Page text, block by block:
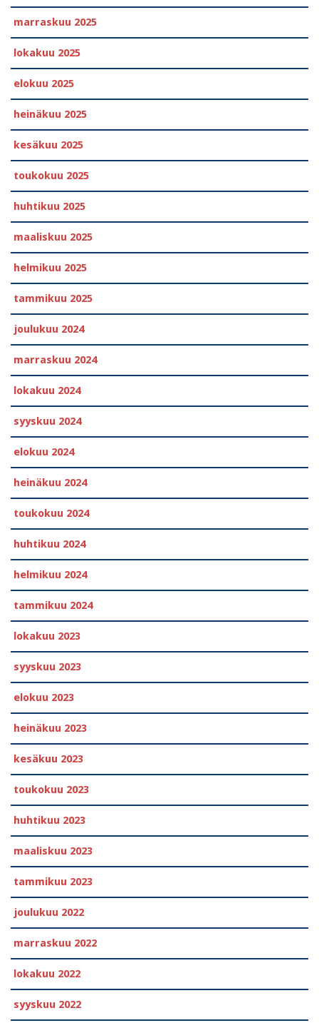
marraskuu 2025
lokakuu 2025
elokuu 2025
heinäkuu 2025
kesäkuu 2025
toukokuu 2025
huhtikuu 2025
maaliskuu 2025
helmikuu 2025
tammikuu 2025
joulukuu 2024
marraskuu 2024
lokakuu 2024
syyskuu 2024
elokuu 2024
heinäkuu 2024
toukokuu 2024
huhtikuu 2024
helmikuu 2024
tammikuu 2024
lokakuu 2023
syyskuu 2023
elokuu 2023
heinäkuu 2023
kesäkuu 2023
toukokuu 2023
huhtikuu 2023
maaliskuu 2023
tammikuu 2023
joulukuu 2022
marraskuu 2022
lokakuu 2022
syyskuu 2022